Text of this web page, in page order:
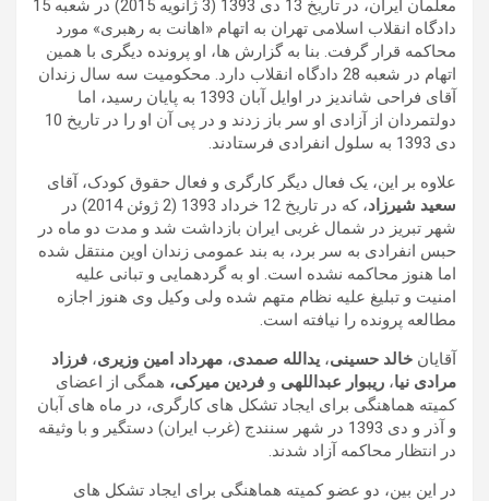
معلمان ایران، در تاریخ 13 دی 1393 (3 ژانویه 2015) در شعبه 15
دادگاه انقلاب اسلامی تهران به اتهام «اهانت به رهبری» مورد
محاکمه قرار گرفت. بنا به گزارش ها، او پرونده دیگری با همین
اتهام در شعبه 28 دادگاه انقلاب دارد. محکومیت سه سال زندان
آقای فراحی شاندیز در اوایل آبان 1393 به پایان رسید، اما
دولتمردان از آزادی او سر باز زدند و در پی آن او را در تاریخ 10
دی 1393 به سلول انفرادی فرستادند.
علاوه بر این، یک فعال دیگر کارگری و فعال حقوق کودک، آقای
سعید شیرزاد
، که در تاریخ 12 خرداد 1393 (2 ژوئن 2014) در
شهر تبریز در شمال غربی ایران بازداشت شد و مدت دو ماه در
حبس انفرادی به سر برد، به بند عمومی زندان اوین منتقل شده
اما هنوز محاکمه نشده است. او به گردهمایی و تبانی علیه
امنیت و تبلیغ علیه نظام متهم شده ولی وکیل وی هنوز اجازه
مطالعه پرونده را نیافته است.
آقایان خالد حسینی، یدالله صمدی، مهرداد امین وزیری، فرزاد
مرادی نیا، ریبوار عبداللهی و فردین میرکی، همگی از اعضای
کمیته هماهنگی برای ایجاد تشکل های کارگری، در ماه های آبان
و آذر و دی 1393 در شهر سنندج (غرب ایران) دستگیر و با وثیقه
در انتظار محاکمه آزاد شدند.
در این بین، دو عضو کمیته هماهنگی برای ایجاد تشکل های